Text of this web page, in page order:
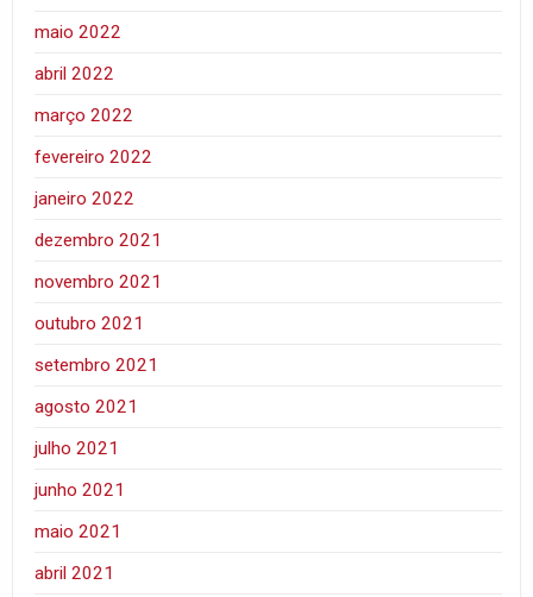
maio 2022
abril 2022
março 2022
fevereiro 2022
janeiro 2022
dezembro 2021
novembro 2021
outubro 2021
setembro 2021
agosto 2021
julho 2021
junho 2021
maio 2021
abril 2021